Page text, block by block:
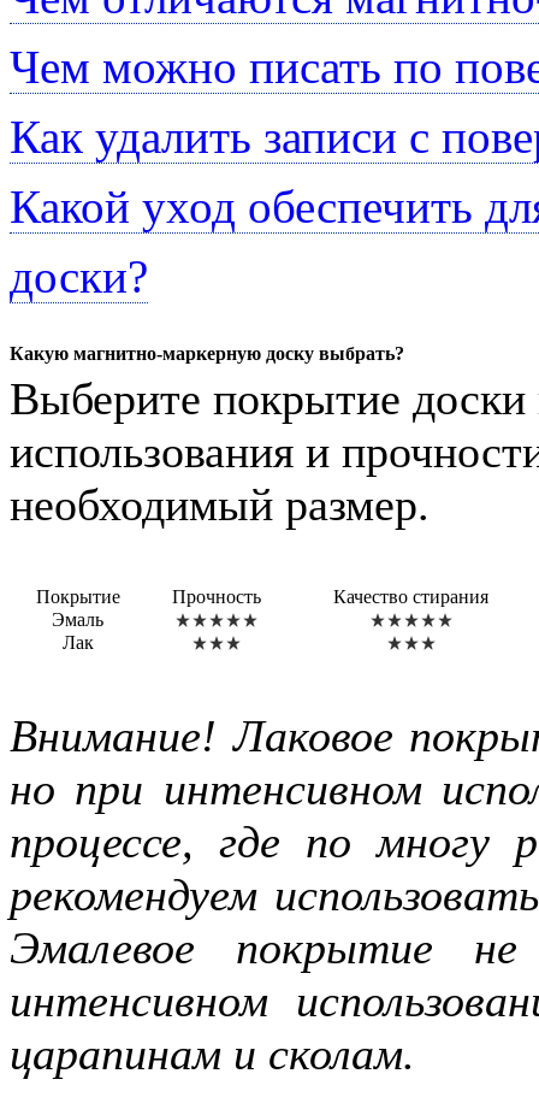
Чем можно писать по
Как удалить записи с
Какой уход обеспечить
доски?
Какую магнитно-маркерную доску выбрать?
Выберите покрытие доски
использования и
необходимый размер.
Покрытие Прочность
Качество стирания
Эмаль
Лак
Внимание! Лаковое
но при интенсивном
процессе, где по
рекомендуем
Эмалевое покрытие
интенсивном
царапинам и сколам.